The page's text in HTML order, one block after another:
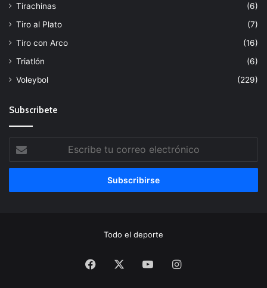
Tirachinas
(6)
Tiro al Plato
(7)
Tiro con Arco
(16)
Triatlón
(6)
Voleybol
(229)
Subscribete
tu
correo
Todo el deporte
Facebook YouTubeInstagram